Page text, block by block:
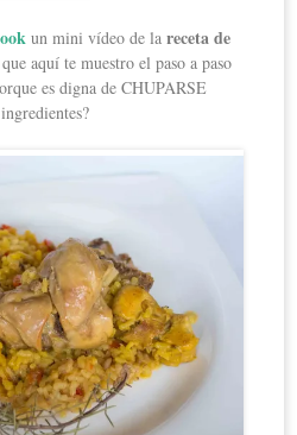
un mini vídeo de lareceta de
aquí te muestro el paso a paso
es digna de CHUPARSE